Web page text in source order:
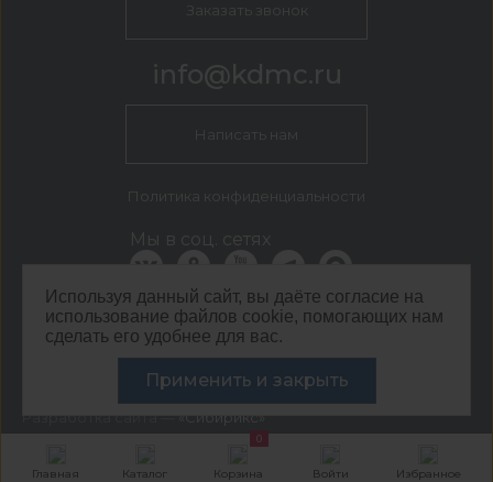
Главная Каталог
0
Корзина Войти Избранное
Используя данный сайт, вы даёте согласие на
использование файлов cookie, помогающих нам
сделать его удобнее для вас.
Применить и закрыть
КДМ Белгород
г. Белгород, пер. 5-й Заводской, 42
Заказать звонок
info@kdmc.ru
Написать нам
Политика конфиденциальности
Мы в соц. сетях
ООО ЦЕНТР КДМ. ИНН: 3661037157 ОГРН: 1063667287551
Разработка сайта —«Сибирикс»